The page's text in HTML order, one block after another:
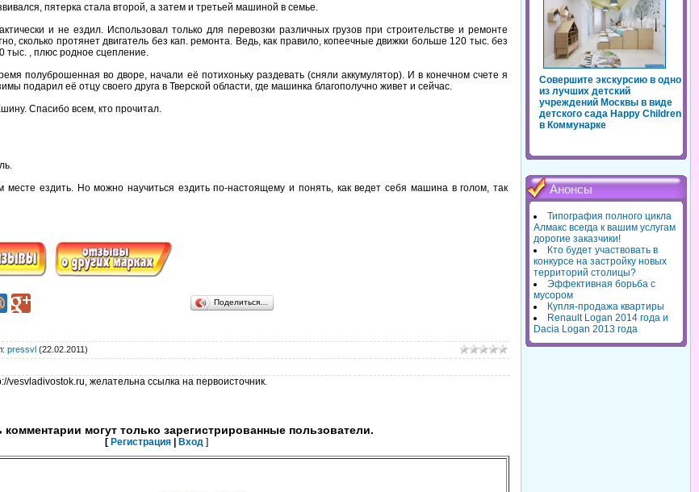
пятерка стала второй, а затем и третьей машиной в семье.
и не ездил. Использовал только для перевозки различных грузов при строительстве и ремонте
сколько протянет двигатель без кап. ремонта. Ведь, как правило, копеечные движки больше 120 тыс. без
тыс. , плюс родное сцепление.
полуброшенная во дворе, начали её потихоньку раздевать (сняли аккумулятор). И в конечном счете я
подарил её отцу своего друга в Тверской области, где машинка благополучно живет и сейчас.
Спасибо всем, кто прочитал.
месте ездить. Но можно научиться ездить по-настоящему и понять, как ведет себя машина в голом, так
Поделиться…
: pressvl (22.02.2011)
vesvladivostok.ru, желательна ссылка на первоисточник.
комментарии могут только зарегистрированные пользователи.
[ Регистрация Вход ]
Совершите экскурсию в одно
из лучших детский
учреждений Москвы в виде
детского сада Happy Children
в Коммунарке
Анонсы
Типография полного цикла
Алмакс всегда к вашим услугам
дорогие заказчики!
Кто будет участвовать в
конкурсе на застройку новых
территорий столицы?
Эффективная борьба с
мусором
Купля-продажа квартиры
Renault Logan 2014 года и
Dacia Logan 2013 года